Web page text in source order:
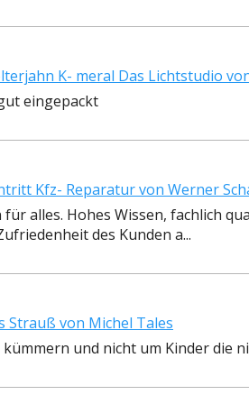
K- meral Das Lichtstudio
eingepackt
Kfz- Reparatur von Werner
alles. Hohes Wissen, fachlich
des Kunden a...
Strauß von Michel Tales
und nicht um Kinder die